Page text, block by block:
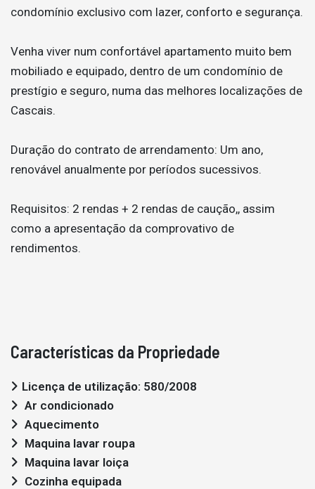
condomínio exclusivo com lazer, conforto e segurança.
Venha viver num confortável apartamento muito bem
mobiliado e equipado, dentro de um condomínio de
prestígio e seguro, numa das melhores localizações de
Cascais.
Duração do contrato de arrendamento: Um ano,
renovável anualmente por períodos sucessivos.
Requisitos: 2 rendas + 2 rendas de caução,, assim
como a apresentação da comprovativo de
rendimentos.
Características da Propriedade
Licença de utilização: 580/2008
Ar condicionado
Aquecimento
Maquina lavar roupa
Maquina lavar loiça
Cozinha equipada